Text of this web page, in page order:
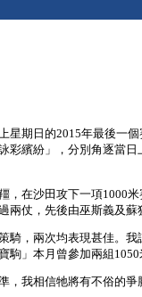
星期日的2015年最後一
彩繽紛」，分別角逐當
，在沙田攻下一項1000
兩仗，先後由巫斯義及
騎，兩次均表現甚佳。
駒」本月曾參加兩組
，我相信牠將有不俗的